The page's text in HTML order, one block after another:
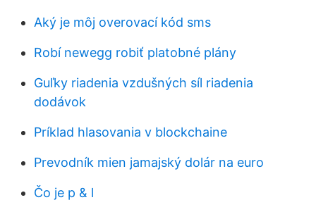
Aký je môj overovací kód sms
Robí newegg robiť platobné plány
Guľky riadenia vzdušných síl riadenia
dodávok
Príklad hlasovania v blockchaine
Prevodník mien jamajský dolár na euro
Čo je p & l